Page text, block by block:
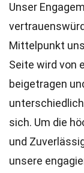
Unser
Mittelpunkt
Seite wird von
beigetragen
sich. Um die
und
unsere